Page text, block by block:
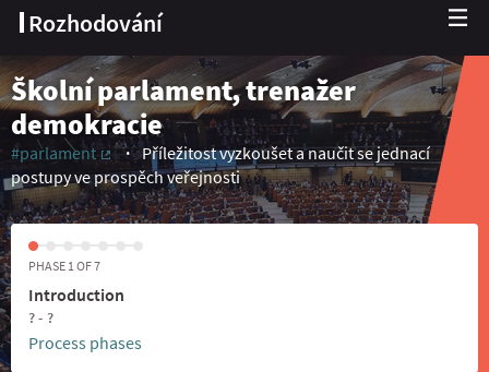
Rozhodování
Školní parlament, trenažer
demokracie
#parlament
(External link)
Příležitost vyzkoušet a naučit se jednací
postupy ve prospěch veřejnosti
PHASE 1 OF 7
Introduction
? - ?
Process phases